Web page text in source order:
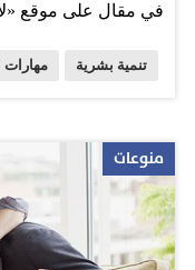
في مقال على موقع
1 ـ إظهار التعاطف،
الخلافات، بأن تبادر
أن تقودك العواطف
تنمية بشرية مهارات
منوعات